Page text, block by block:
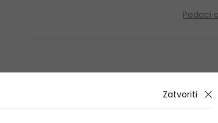
Podaci
OSTALI PROIZVODI IZ ASORTIMANA
Maison Alhambra
Zatvoriti